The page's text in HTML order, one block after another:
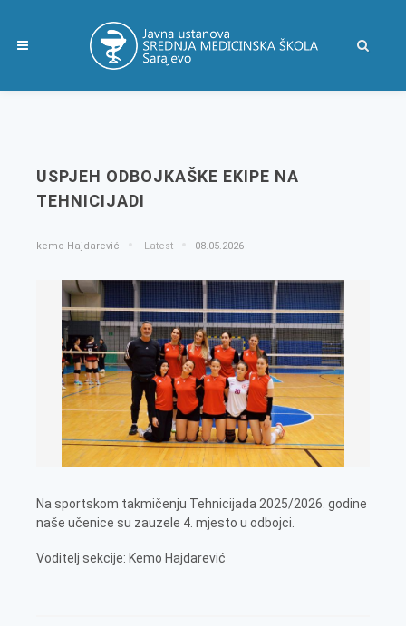
USPJEH ODBOJKAŠKE EKIPE NA
TEHNICIJADI
kemo Hajdarević Latest 08.05.2026
Na sportskom takmičenju Tehnicijada 2025/2026. godine
naše učenice su zauzele 4. mjesto u odbojci.
Voditelj sekcije: Kemo Hajdarević